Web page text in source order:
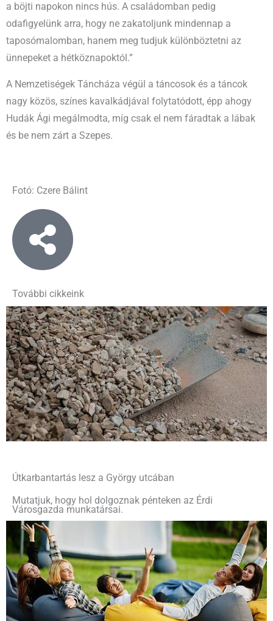
a böjti napokon nincs hús. A családomban pedig
odafigyelünk arra, hogy ne zakatoljunk mindennap a
taposómalomban, hanem meg tudjuk különböztetni az
ünnepeket a hétköznapoktól.”
A Nemzetiségek Táncháza végül a táncosok és a táncok
nagy közös, színes kavalkádjával folytatódott, épp ahogy
Hudák Ági megálmodta, míg csak el nem fáradtak a lábak
és be nem zárt a Szepes.
Fotó: Czere Bálint
További cikkeink
Útkarbantartás lesz a György utcában
Mutatjuk, hogy hol dolgoznak pénteken az Érdi
Városgazda munkatársai.